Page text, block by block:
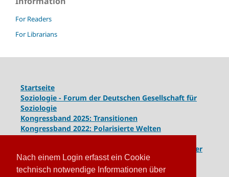
Nach einem Login erfasst ein Cookie
technisch notwendige Informationen über
For Readers
For Librarians
Startseite
Soziologie - Forum der Deutschen Gesellschaft für
Soziologie
Kongressband 2025: Transitionen
Kongressband 2022: Polarisierte Welten
Komplexe Dynamiken globaler
und lokaler Entwicklungen
Kongressband 2016: Geschlossene Gesellschaften